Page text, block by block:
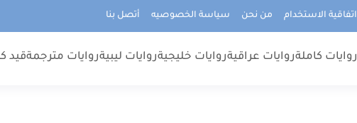
اتفاقية الاستخدام من نحن سياسة الخصوصيه أتصل بنا
روايات كاملةروايات عراقيةروايات خليجيةروايات ليبيةروايات مترجمةقيد